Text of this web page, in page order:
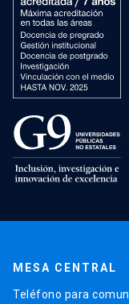
MESA CENTRAL
Teléfono para